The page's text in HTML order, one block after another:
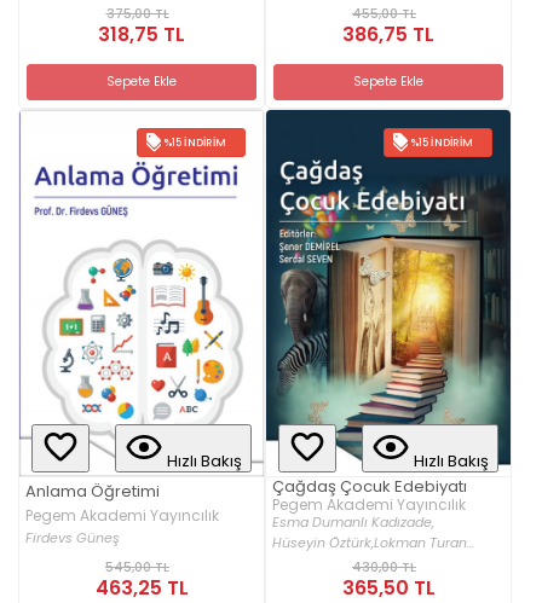
375,00 TL
318,75 TL
Sepete Ekle
455,00 TL
386,75 TL
Sepete Ekle
%15 İNDIRIM
Hızlı Bakış
Anlama Öğretimi
Pegem Akademi Yayıncılık
Firdevs Güneş
545,00 TL
463,25 TL
%15 İNDIRIM
Hızlı Bakış
Çağdaş Çocuk Edebiyatı
Pegem Akademi Yayıncılık
Esma Dumanlı Kadızade,
Hüseyin Öztürk,Lokman Turan...
430,00 TL
365,50 TL